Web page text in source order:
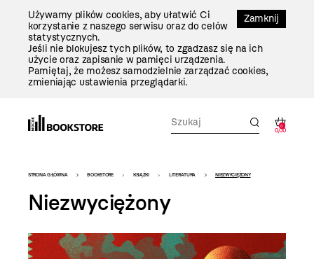
Zamknij
Używamy plików cookies, aby ułatwić Ci
korzystanie z naszego serwisu oraz do celów
statystycznych.
Jeśli nie blokujesz tych plików, to zgadzasz się na ich
użycie oraz zapisanie w pamięci urządzenia.
Pamiętaj, że możesz samodzielnie zarządzać cookies,
zmieniając ustawienia przeglądarki.
0
0,00
Bookstore
-
szablon
szczegóły
STRONA GŁÓWNA BOOKSTORE KSIĄŻKI LITERATURA NIEZWYCIĘŻONY
Niezwyciężony